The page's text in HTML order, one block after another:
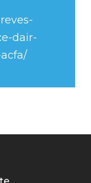
dair-